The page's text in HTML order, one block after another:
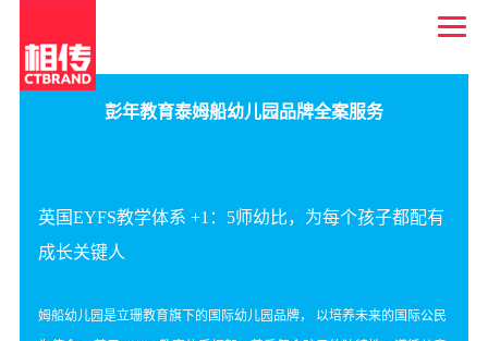
彭年教育泰姆船幼儿园品牌全案服务
英国EYFS教学体系 +1：5师幼比，为每个孩子都配有
成长关键人
姆船幼儿园是立珊教育旗下的国际幼儿园品牌， 以培养未来的国际公民